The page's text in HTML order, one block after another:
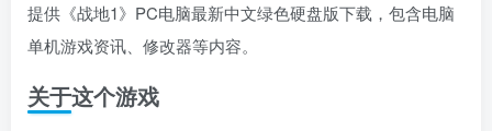
提供《战地1》PC电脑最新中文绿色硬盘版下载，包含电脑
单机游戏资讯、修改器等内容。
关于这个游戏